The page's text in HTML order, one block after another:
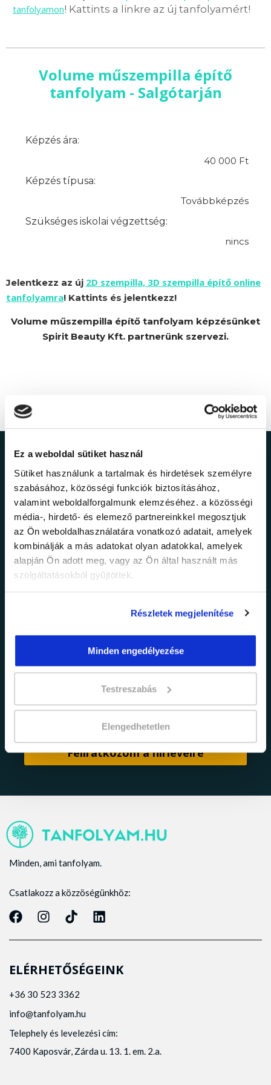
Ez a weboldal sütiket használ
Sütiket használunk a tartalmak és hirdetések személyre
szabásához, közösségi funkciók biztosításához,
valamint weboldalforgalmunk elemzéséhez. a közösségi
média-, hirdető- és elemező partnereinkkel megosztjuk
az Ön weboldalhasználatára vonatkozó adatait, amelyek
kombinálják a más adatokat olyan adatokkal, amelyek
alapján Ön adott meg, vagy az Ön által használt más
szolgáltatásokból gyűjtöttek.
Részletek megjelenítése
Minden engedélyezése
Testreszabás
Elengedhetetlen
tanfolyamon! Kattints a linkre az új tanfolyamért!
Volume műszempilla építő
tanfolyam - Salgótarján
Képzés ára:
40 000 Ft
Képzés típusa:
Továbbképzés
Szükséges iskolai végzettség:
nincs
Jelentkezz az új 2D szempilla, 3D szempilla építő online
tanfolyamra! Kattints és jelentkezz!
Volume műszempilla építő tanfolyam képzésünket
Spirit Beauty Kft. partnerünk szervezi.
Ne maradj le a
legfrissebb
információkról!
Értesülj elsőként legújabb tanfolyamainkról,
legfrissebb híreinkről és időszakos
Elfogadom azadatkezelési tájékoztatóban
Minden, ami tanfolyam.
Csatlakozz a közzöségünkhöz:
ELÉRHETŐSÉGEINK
+36 30 523 3362
info@tanfolyam.hu
Telephely és levelezési cím:
7400 Kaposvár, Zárda u. 13. 1. em. 2.a.